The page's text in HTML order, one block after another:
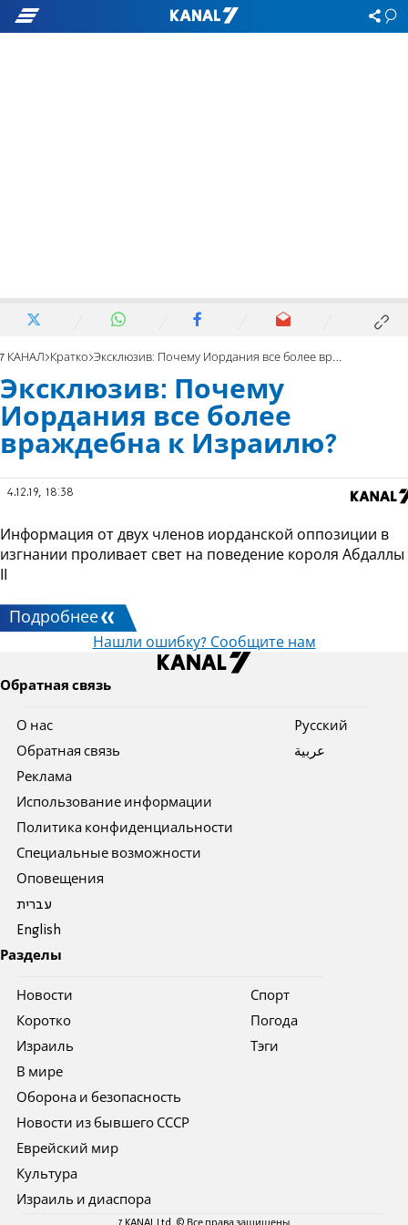
7 КАНАЛ Кратко Эксклюзив: Почему Иордания все более враждебна к Израилю?
Эксклюзив: Почему
Иордания все более
враждебна к Израилю?
4.12.19, 18:38
Информация от двух членов иорданской оппозиции в
изгнании проливает свет на поведение короля Абдаллы
II
Подробнее
Нашли ошибку? Сообщите нам
Обратная связь
О нас
Обратная связь
Реклама
Использование информации
Политика конфиденциальности
Специальные возможности
Оповещения
עברית
English
Pусский
عربية
Разделы
Новости
Коротко
Израиль
В мире
Оборона и безопасность
Новости из бывшего СССР
Еврейский мир
Культура
Израиль и диаспора
Спорт
Погода
Тэги